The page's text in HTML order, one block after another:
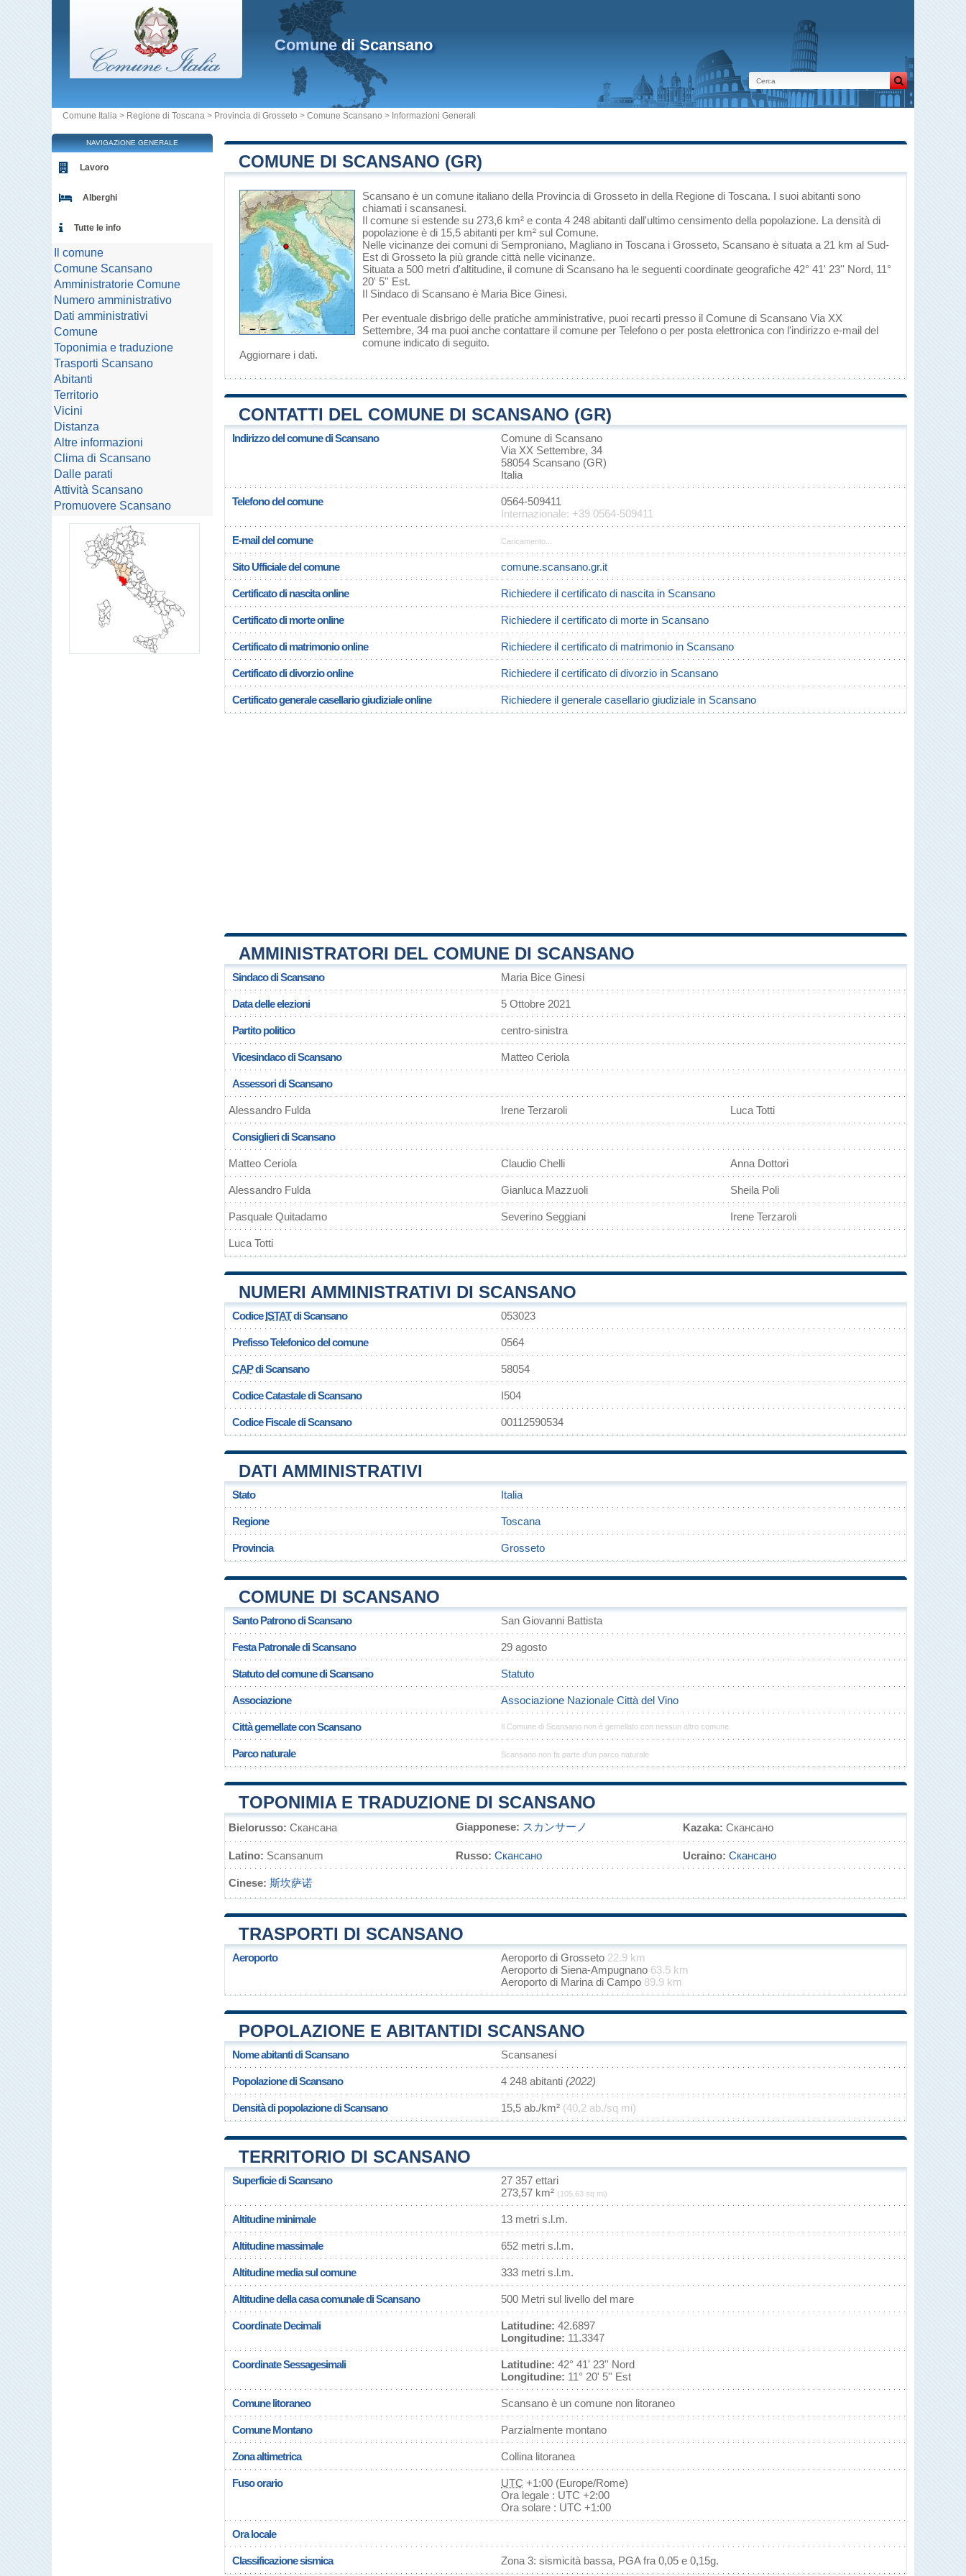
Comunedi Scansano
Comune Italia > Regione di Toscana > Provincia di Grosseto > Comune Scansano > Informazioni Generali
COMUNE DI SCANSANO (GR)
Scansano è un comune italiano della Provincia di Grosseto in della Regione di Toscana. I suoi abitanti sono
chiamati i scansanesi.
Il comune si estende su 273,6 km² e conta 4 248 abitanti dall'ultimo censimento della popolazione. La densità di
popolazione è di 15,5 abitanti per km² sul Comune.
Nelle vicinanze dei comuni di Semproniano, Magliano in Toscana i Grosseto, Scansano è situata a 21 km al Sud-
Est di Grosseto la più grande città nelle vicinanze.
Situata a 500 metri d'altitudine, il comune di Scansano ha le seguenti coordinate geografiche 42° 41' 23'' Nord, 11°
20' 5'' Est.
Il Sindaco di Scansano è Maria Bice Ginesi.
Per eventuale disbrigo delle pratiche amministrative, puoi recarti presso il Comune di Scansano Via XX
Settembre, 34 ma puoi anche contattare il comune per Telefono o per posta elettronica con l'indirizzo e-mail del
comune indicato di seguito.
Aggiornare i dati.
CONTATTI DEL COMUNE DI SCANSANO (GR)
Indirizzo del comune di Scansano
Comune di Scansano
Via XX Settembre, 34
58054 Scansano (GR)
Italia
Telefono del comune
0564-509411
Internazionale: +39 0564-509411
E-mail del comune Caricamento...
Sito Ufficiale del comune comune.scansano.gr.it
Certificato di nascita online Richiedere il certificato di nascita in Scansano
Certificato di morte online Richiedere il certificato di morte in Scansano
Certificato di matrimonio online Richiedere il certificato di matrimonio in Scansano
Certificato di divorzio online Richiedere il certificato di divorzio in Scansano
Certificato generale casellario giudiziale online Richiedere il generale casellario giudiziale in Scansano
AMMINISTRATORI DEL COMUNE DI SCANSANO
Sindaco di Scansano Maria Bice Ginesi
Data delle elezioni 5 Ottobre 2021
Partito politico centro-sinistra
Vicesindaco di Scansano Matteo Ceriola
Assessori di Scansano
Alessandro Fulda Irene Terzaroli Luca Totti
Consiglieri di Scansano
Matteo Ceriola Claudio Chelli Anna Dottori
Alessandro Fulda Gianluca Mazzuoli Sheila Poli
Pasquale Quitadamo Severino Seggiani Irene Terzaroli
Luca Totti
NUMERI AMMINISTRATIVI DI SCANSANO
CodiceISTATdi Scansano 053023
Prefisso Telefonico del comune 0564
CAPdi Scansano 58054
Codice Catastale di Scansano I504
Codice Fiscale di Scansano 00112590534
DATI AMMINISTRATIVI
Stato Italia
Regione Toscana
Provincia Grosseto
COMUNE DI SCANSANO
Santo Patrono di Scansano San Giovanni Battista
Festa Patronale di Scansano 29 agosto
Statuto del comune di Scansano Statuto
Associazione Associazione Nazionale Città del Vino
Città gemellate con Scansano Il Comune di Scansano non è gemellato con nessun altro comune.
Parco naturale Scansano non fa parte d'un parco naturale
TOPONIMIA E TRADUZIONE DI SCANSANO
Bielorusso: Скансана Giapponese: スカンサーノ Kazaka: Скансано
Latino: Scansanum Russo: Скансано Ucraino: Скансано
Cinese: 斯坎萨诺
TRASPORTI DI SCANSANO
Aeroporto Aeroporto di Grosseto 22.9 km
Aeroporto di Siena-Ampugnano 63.5 km
Aeroporto di Marina di Campo 89.9 km
POPOLAZIONE E ABITANTIDI SCANSANO
Nome abitanti di Scansano Scansanesi
Popolazione di Scansano 4 248 abitanti (2022)
Densità di popolazione di Scansano 15,5 ab./km² (40,2 ab./sq mi)
TERRITORIO DI SCANSANO
Superficie di Scansano
27 357 ettari
273,57 km² (105,63 sq mi)
Altitudine minimale 13 metri s.l.m.
Altitudine massimale 652 metri s.l.m.
Altitudine media sul comune 333 metri s.l.m.
Altitudine della casa comunale di Scansano 500 Metri sul livello del mare
Coordinate Decimali Latitudine: 42.6897
Longitudine: 11.3347
Coordinate Sessagesimali Latitudine: 42° 41' 23'' Nord
Longitudine: 11° 20' 5'' Est
Comune litoraneo Scansano è un comune non litoraneo
Comune Montano Parzialmente montano
Zona altimetrica Collina litoranea
Fuso orario UTC +1:00 (Europe/Rome)
Ora legale : UTC +2:00
Ora solare : UTC +1:00
Ora locale
Classificazione sismica Zona 3: sismicità bassa, PGA fra 0,05 e 0,15g.
NAVIGAZIONE GENERALE
Lavoro
Alberghi
Tutte le info
Il comune
Comune Scansano
Amministratorie Comune
Numero amministrativo
Dati amministrativi
Comune
Toponimia e traduzione
Trasporti Scansano
Abitanti
Territorio
Vicini
Distanza
Altre informazioni
Clima di Scansano
Dalle parati
Attività Scansano
Promuovere Scansano